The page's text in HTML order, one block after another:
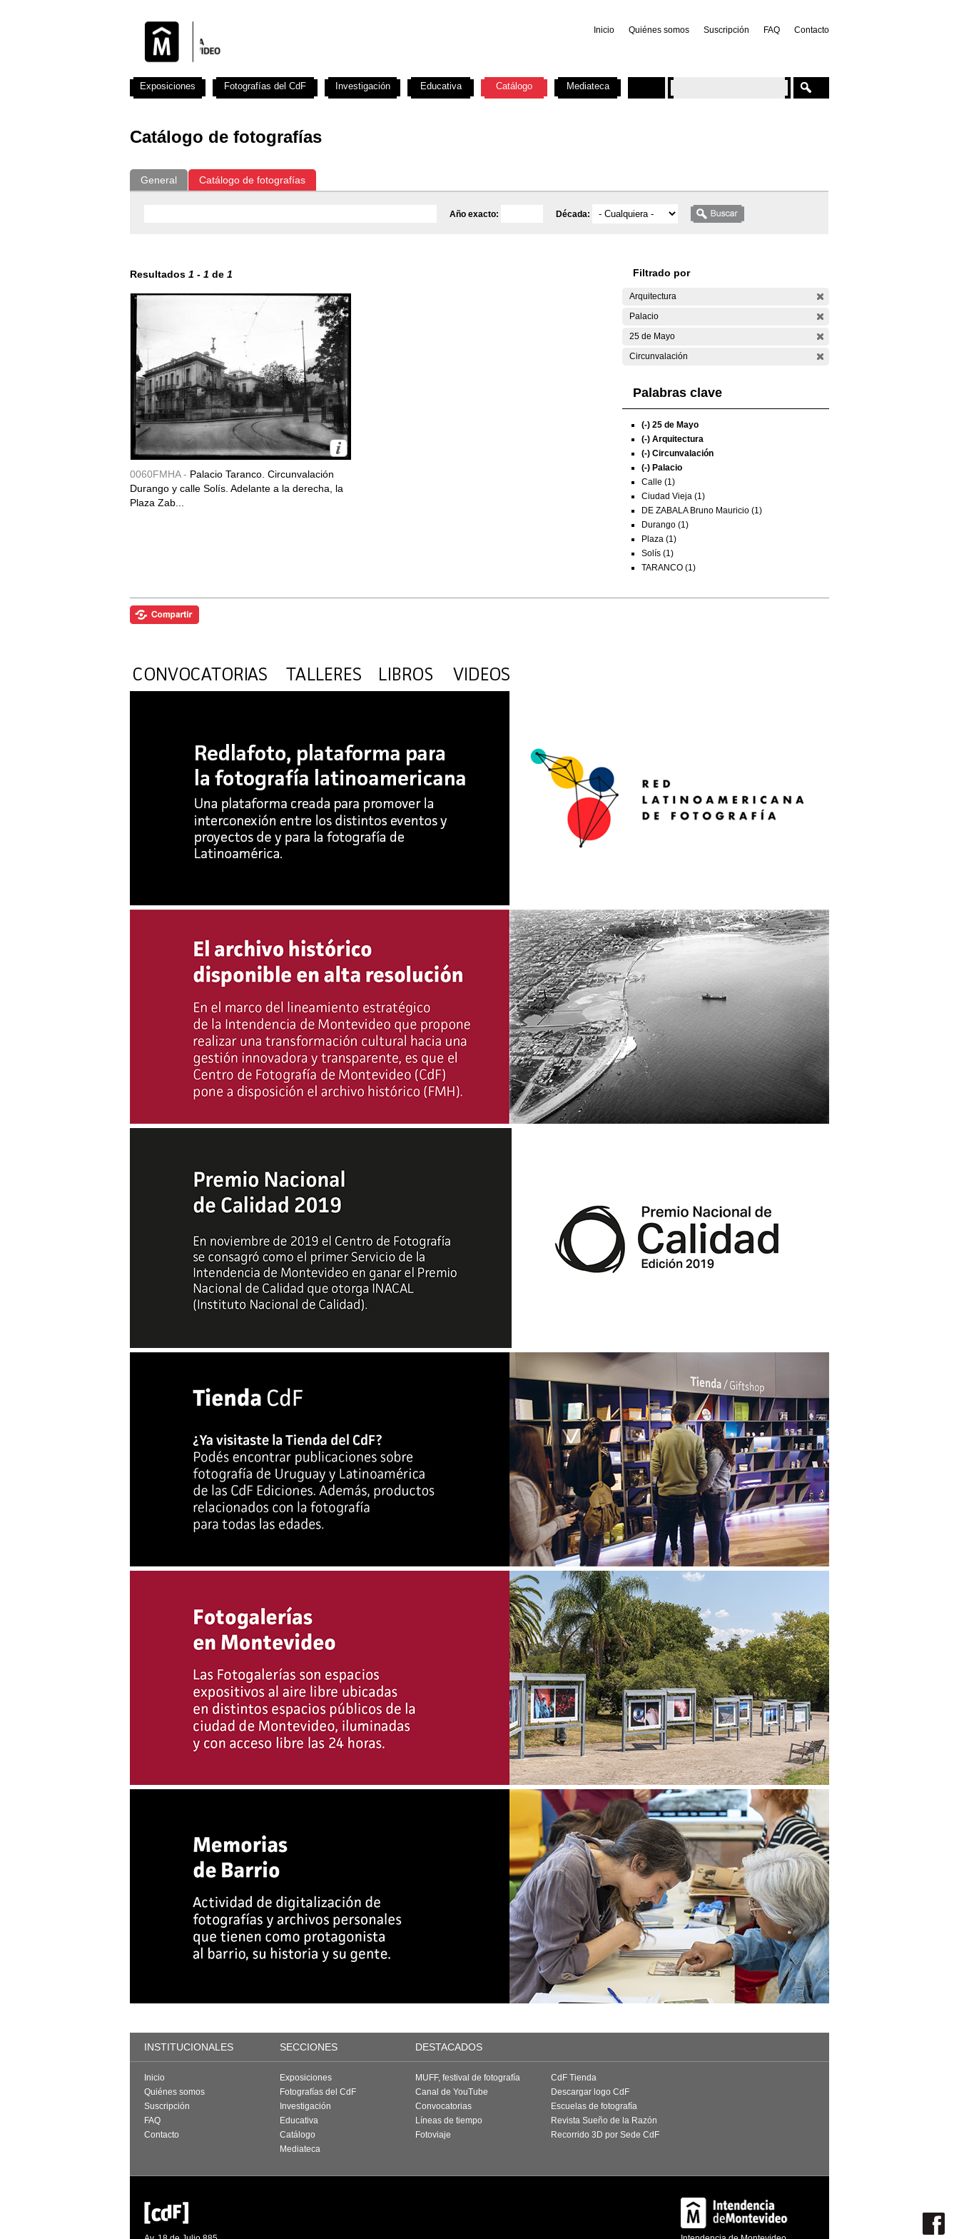
Inicio Quiénes somos Suscripción FAQ Contacto
Catálogo de fotografías
General Catálogo de fotografías
Año exacto: Década:
Resultados 1 - 1 de 1
0060FMHA - Palacio Taranco. Circunvalación
Durango y calle Solís. Adelante a la derecha, la
Plaza Zab...
Filtrado por
Arquitectura
Palacio
25 de Mayo
Circunvalación
Palabras clave
(-) 25 de Mayo
(-) Arquitectura
(-) Circunvalación
(-) Palacio
Calle (1)
Ciudad Vieja (1)
DE ZABALA Bruno Mauricio (1)
Durango (1)
Plaza (1)
Solís (1)
TARANCO (1)
Exposiciones Fotografías del CdF Investigación Educativa Catálogo Mediateca
INSTITUCIONALES SECCIONES DESTACADOS
Inicio
Quiénes somos
Suscripción
FAQ
Contacto
Exposiciones
Fotografías del CdF
Investigación
Educativa
Catálogo
Mediateca
MUFF, festival de fotografía
Canal de YouTube
Convocatorias
Líneas de tiempo
Fotoviaje
CdF Tienda
Descargar logo CdF
Escuelas de fotografía
Revista Sueño de la Razón
Recorrido 3D por Sede CdF